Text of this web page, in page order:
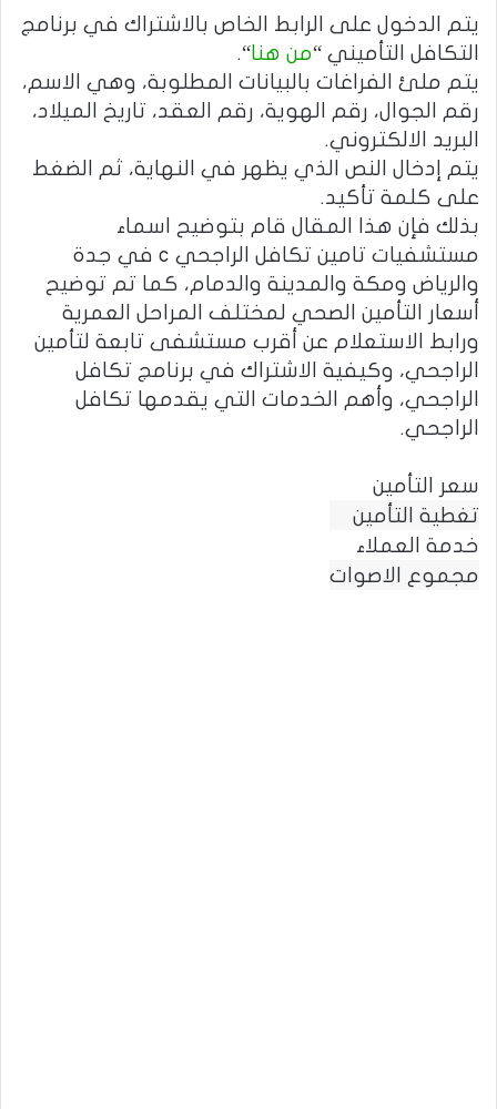
يتم الدخول على الرابط الخاص بالاشتراك في برنامج
التكافل التأميني “من هنا“.
يتم ملئ الفراغات بالبيانات المطلوبة، وهي الاسم،
رقم الجوال، رقم الهوية، رقم العقد، تاريخ الميلاد،
البريد الالكتروني.
يتم إدخال النص الذي يظهر في النهاية، ثم الضغط
على كلمة تأكيد.
بذلك فإن هذا المقال قام بتوضيح اسماء
مستشفيات تامين تكافل الراجحي c في جدة
والرياض ومكة والمدينة والدمام، كما تم توضيح
أسعار التأمين الصحي لمختلف المراحل العمرية
ورابط الاستعلام عن أقرب مستشفى تابعة لتأمين
الراجحي، وكيفية الاشتراك في برنامج تكافل
الراجحي، وأهم الخدمات التي يقدمها تكافل
الراجحي.
سعر التأمين
تغطية التأمين
خدمة العملاء
مجموع الاصوات